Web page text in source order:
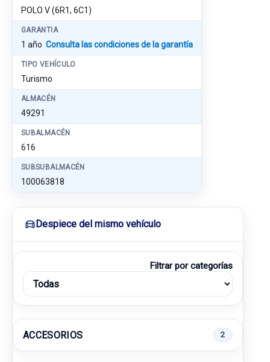
POLO V (6R1, 6C1)
GARANTIA
1 año Consulta las condiciones de la garantía
TIPO VEHÍCULO
Turismo
ALMACÉN
49291
SUBALMACÉN
616
SUBSUBALMACÉN
100063818
Despiece del mismo vehículo
Filtrar por categorías
ACCESORIOS 2